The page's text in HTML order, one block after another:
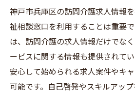
神戸市兵庫区の訪問介護求人情報
祉相談窓口を利用することは重要
は、訪問介護の求人情報だけでな
ービスに関する情報も提供されて
安心して始められる求人案件やキ
可能です。自己啓発やスキルアッ